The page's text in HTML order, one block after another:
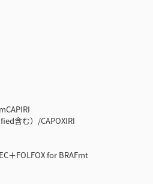
含む）/CAPOXIRI
FOLFOX for BRAFmt